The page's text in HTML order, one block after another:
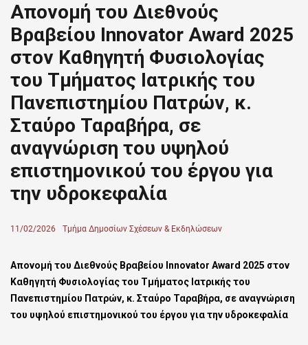
Απονομή του Διεθνούς
Βραβείου Innovator Award 2025
στον Καθηγητή Φυσιολογίας
του Τμήματος Ιατρικής του
Πανεπιστημίου Πατρών, κ.
Σταύρο Ταραβήρα, σε
αναγνώριση του υψηλού
επιστημονικού του έργου για
την υδροκεφαλία
Posted
11/02/2026 Author
Τμήμα Δημοσίων Σχέσεων & Εκδηλώσεων
Απονομή του Διεθνούς Βραβείου Innovator Award 2025 στον
Καθηγητή Φυσιολογίας του Τμήματος Ιατρικής του
Πανεπιστημίου Πατρών, κ. Σταύρο Ταραβήρα, σε αναγνώριση
του υψηλού επιστημονικού του έργου για την υδροκεφαλία